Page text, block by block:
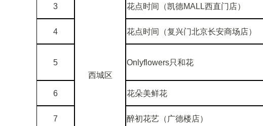
西城区
3 花点时间（凯德MALL西直门店）
4 花点时间（复兴门北京长安商场店）
5 Onlyflowers只和花
6 花朵美鲜花
7 醉初花艺（广德楼店）